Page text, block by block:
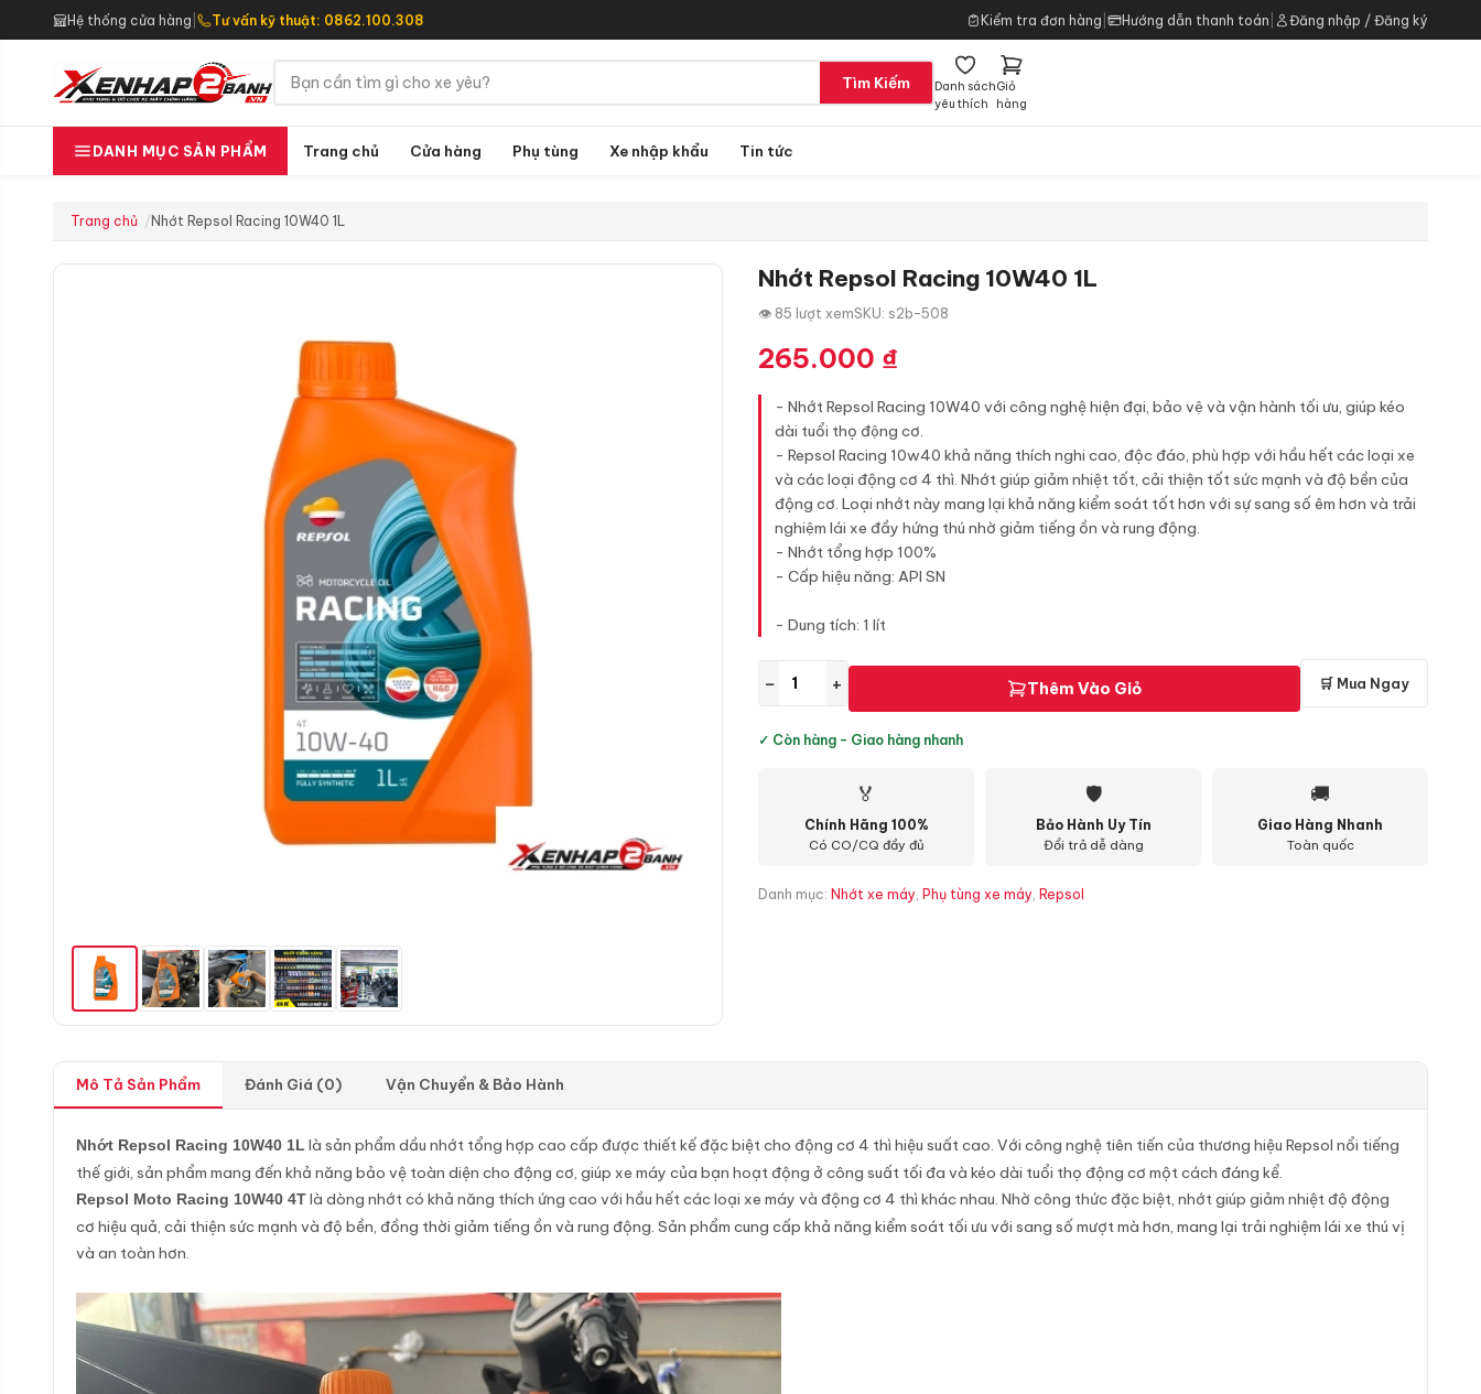
Hệ thống cửa hàng Tư vấn kỹ thuật: 0862.100.308 Kiểm tra đơn hàng Hướng dẫn thanh toán Đăng nhập / Đăng ký
Tìm Kiếm
Danh sách
yêu thích
Giỏ
hàng
DANH MỤC SẢN PHẨM Trang chủ Cửa hàng Phụ tùng Xe nhập khẩu Tin tức
Trang chủ Nhớt Repsol Racing 10W40 1L
Nhớt Repsol Racing 10W40 1L
👁 85 lượt xemSKU: s2b-508
265.000 ₫
- Nhớt Repsol Racing 10W40 với công nghệ hiện đại, bảo vệ và vận hành tối ưu, giúp kéo
dài tuổi thọ động cơ.
- Repsol Racing 10w40 khả năng thích nghi cao, độc đáo, phù hợp với hầu hết các loại xe
và các loại động cơ 4 thì. Nhớt giúp giảm nhiệt tốt, cải thiện tốt sức mạnh và độ bền của
động cơ. Loại nhớt này mang lại khả năng kiểm soát tốt hơn với sự sang số êm hơn và trải
nghiệm lái xe đầy hứng thú nhờ giảm tiếng ồn và rung động.
- Nhớt tổng hợp 100%
- Cấp hiệu năng: API SN
- Dung tích: 1 lít
− + Thêm Vào Giỏ 🛒 Mua Ngay
✓ Còn hàng - Giao hàng nhanh
🏅
Chính Hãng 100%
Có CO/CQ đầy đủ
🛡
Bảo Hành Uy Tín
Đổi trả dễ dàng
🚚
Giao Hàng Nhanh
Toàn quốc
Danh mục: Nhớt xe máy, Phụ tùng xe máy, Repsol
Mô Tả Sản Phẩm Đánh Giá (0) Vận Chuyển & Bảo Hành
Nhớt Repsol Racing 10W40 1L là sản phẩm dầu nhớt tổng hợp cao cấp được thiết kế đặc biệt cho động cơ 4 thì hiệu suất cao. Với công nghệ tiên tiến của thương hiệu Repsol nổi tiếng
thế giới, sản phẩm mang đến khả năng bảo vệ toàn diện cho động cơ, giúp xe máy của bạn hoạt động ở công suất tối đa và kéo dài tuổi thọ động cơ một cách đáng kể.
Repsol Moto Racing 10W40 4T là dòng nhớt có khả năng thích ứng cao với hầu hết các loại xe máy và động cơ 4 thì khác nhau. Nhờ công thức đặc biệt, nhớt giúp giảm nhiệt độ động
cơ hiệu quả, cải thiện sức mạnh và độ bền, đồng thời giảm tiếng ồn và rung động. Sản phẩm cung cấp khả năng kiểm soát tối ưu với sang số mượt mà hơn, mang lại trải nghiệm lái xe thú vị
và an toàn hơn.